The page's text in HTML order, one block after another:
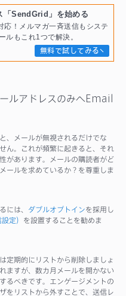
「SendGrid」を始める
応！メルマガ一斉送信もシステ
ルもこれ1つで解決。
無料で試してみる
ルアドレスのみへEmail
、メールが無視されるだけでな
ん。これが頻繁に起きると、それ
があります。メールの購読者がど
ールを求めているか？を尊重しま
には、 ダブルオプトインを採用し
定） を設置することを勧めま
定期的にリストから削除しましょ
ますが、数カ月メールを開かない
るべきです。エンゲージメントの
をリストから外すことで、送信レ